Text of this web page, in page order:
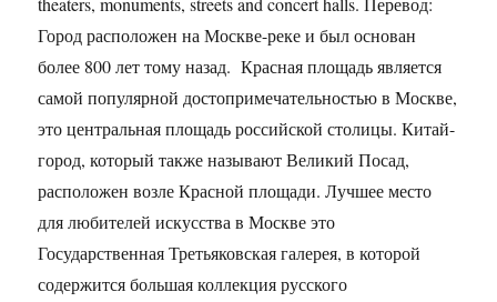
Город расположен на Москве-реке и был основан
более 800 лет тому назад. Красная площадь является
самой популярной достопримечательностью в Москве,
это центральная площадь российской столицы. Китай-
город, который также называют Великий Посад,
расположен возле Красной площади. Лучшее место
для любителей искусства в Москве это
Государственная Третьяковская галерея, в которой
содержится большая коллекция русского